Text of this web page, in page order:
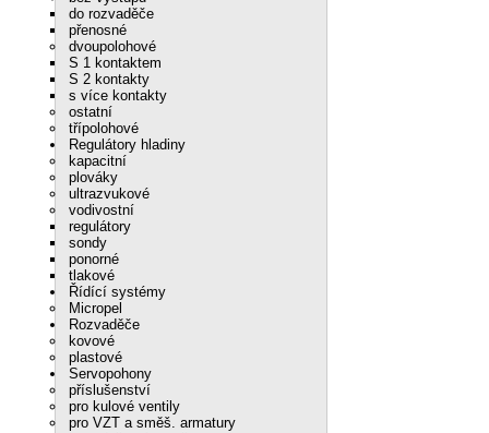
do rozvaděče
přenosné
dvoupolohové
S 1 kontaktem
S 2 kontakty
s více kontakty
ostatní
třípolohové
Regulátory hladiny
kapacitní
plováky
ultrazvukové
vodivostní
regulátory
sondy
ponorné
tlakové
Řídící systémy
Micropel
Rozvaděče
kovové
plastové
Servopohony
příslušenství
pro kulové ventily
pro VZT a směš. armatury